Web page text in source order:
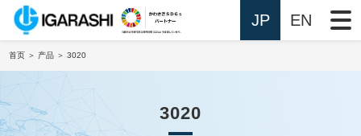
JP EN
首页 ＞ 产品 ＞ 3020
3020